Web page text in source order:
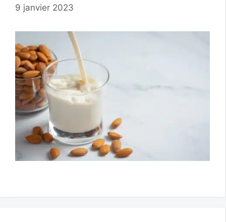
9 janvier 2023